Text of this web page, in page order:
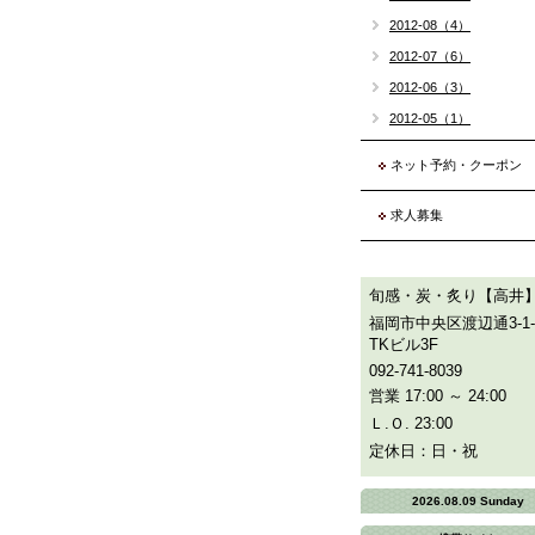
2012-08（4）
2012-07（6）
2012-06（3）
2012-05（1）
ネット予約・クーポン
求人募集
旬感・炭・炙り【高井
福岡市中央区渡辺通3-
TKビル3F
092-741-8039
営業 17:00 ～ 24:00
Ｌ.Ｏ. 23:00
定休日：日・祝
2026.08.09 Sunday